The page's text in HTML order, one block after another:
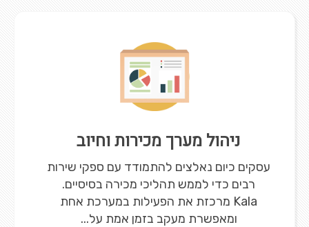
ניהול מערך מכירות וחיוב
עסקים כיום נאלצים להתמודד עם ספקי שירות
רבים כדי לממש תהליכי מכירה בסיסיים.
Kala מרכזת את הפעילות במערכת אחת
ומאפשרת מעקב בזמן אמת על...